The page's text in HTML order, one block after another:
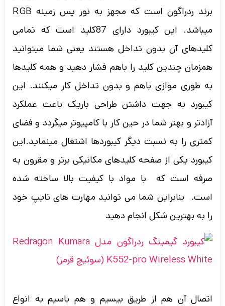
برند ردراگون است که مجهز به نور پس زمینه RGB
میباشد. این کیبورد دارای 87کلید است که تمامی
کلیدهای آن بدون تداخل هستند یعنی شما میتوانید
همزمان چندین کلید را باهم فشار دهید و همه کلیدها
به طوری موازی باهم و بدون تداخل کار میکنند. این
کیبورد به جهت داشتن طراحی باریک باعث عملکرد
آزادتر و بهتر شما در حین کار با کامپیوتر میگردد و فضای
کمتری را به نسبت دیگر کیبوردها اشتغال مینماید.این
کیبورد یکی از صفحه کلیدهای مکانیکی برتر و مقرون به
صرفه است که با مواد با کیفیت بالا ساخته شده
است. بنابراین شما می توانید مهارت های تایپ خود
را به بهترین شکل انجام دهید
اتصال آن هم از طریق بیسیم و هم باسیم به انواع